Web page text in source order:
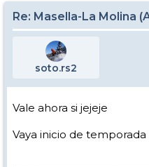
Re: Masella-La Molina
soto.rs2
Vale ahora si jejeje
Vaya inicio de